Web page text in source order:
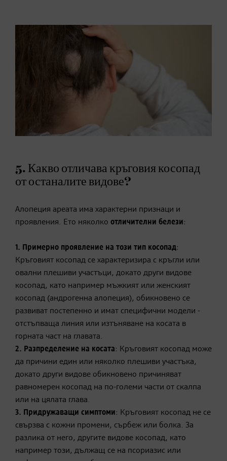
5. Какво отличава кръговия косопад
от останалите видове?
Алопеция ареата има характерни признаци и
проявления. Ето няколко отличителни белези:
1. Примерно проявление на този тип косопад:
Кръговият косопад се характеризира с кръгли или
овални плешиви участъци, докато други видове
косопад, като например мъжкият или женският
косопад (андрогенна алопеция), обикновено се
развиват постепенно и имат специфични модели -
отстъпваща линия или изтъняване на косата в
горната част на главата.
2. Разпределение на косата: Кръговият косопад може
да причини един или няколко плешиви участъка,
докато други видове обикновено причиняват
равномерен косопад на по-големи части от скалпа
или на цялата глава.
3. Придружаващи симптоми: Кръговият косопад не се
свързва с кожни промени, сърбеж или болка. За
разлика от него, другите видове косопад, като
например този, дължащ се на псориазис или